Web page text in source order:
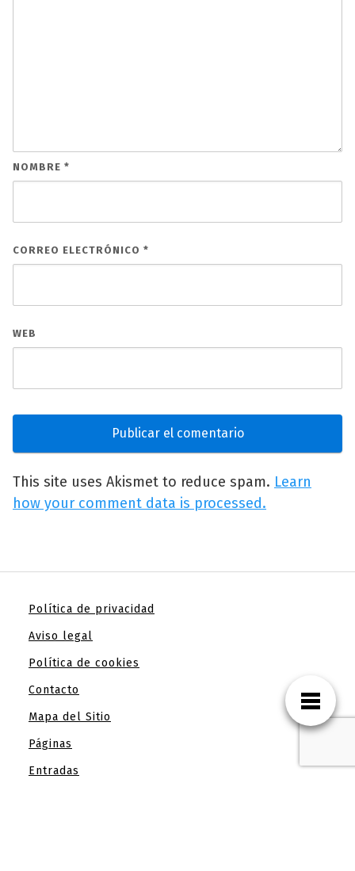
NOMBRE *
CORREO ELECTRÓNICO *
WEB
This site uses Akismet to reduce spam. Learn
how your comment data is processed.
Política de privacidad
Aviso legal
Política de cookies
Contacto
Mapa del Sitio
Páginas
Entradas